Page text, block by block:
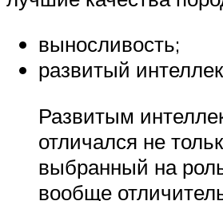
выносливость;
развитый
Развитым
отличался не
выбранный на
вообще